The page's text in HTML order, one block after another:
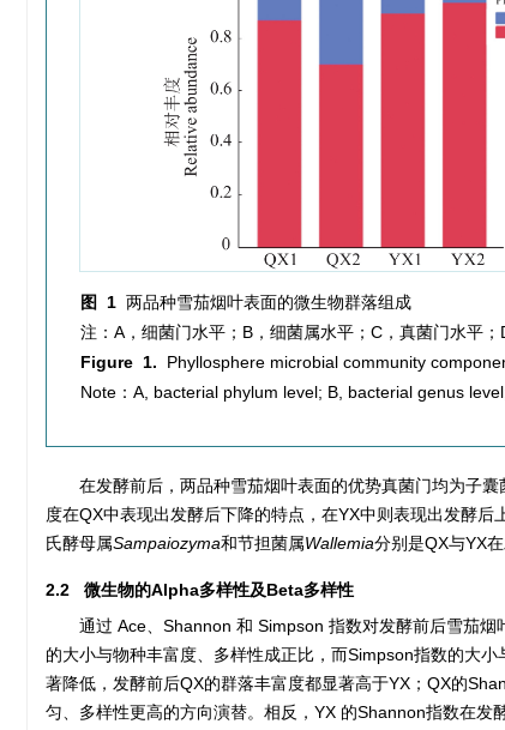
图 1 两品种雪茄烟叶表面的微生物群落组成
注：A，细菌门水平；B，细菌属水平；C，真菌门水平；
Figure 1.
Phyllosphere microbial community
Note：A, bacterial phylum level; B, bacterial genus
在发酵前后，两品种雪茄烟叶表面的优势真菌门均为子
度在QX中表现出发酵后下降的特点，在YX中则表现出发酵后
氏酵母属Sampaiozyma和节担菌属Wallemia分别是QX与YX
2.2 微生物的Alpha多样性及Beta多样性
通过 Ace、Shannon 和 Simpson 指数对发酵前后雪茄
的大小与物种丰富度、多样性成正比，而Simpson指数的大
著降低，发酵前后QX的群落丰富度都显著高于YX；QX的
匀、多样性更高的方向演替。相反，YX 的Shannon指数在